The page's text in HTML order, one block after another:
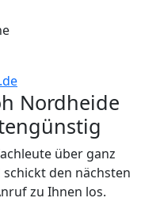
Nordheide
über ganz
den nächsten
zu Ihnen los.